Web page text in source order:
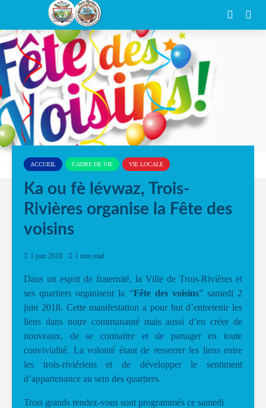
ACCUEIL CADRE DE VIE VIE LOCALE
Ka ou fè lévwaz, Trois-
Rivières organise la Fête des
voisins
1 juin 2018 1 min read
Dans un esprit de fraternité, la Ville de Trois-Rivières et
ses quartiers organisent la “Fête des voisins” samedi 2
juin 2018. Cette manifestation a pour but d’entretenir les
liens dans notre communauté mais aussi d’en créer de
nouveaux, de se connaitre et de partager en toute
convivialité. La volonté étant de resserrer les liens entre
les trois-riviériens et de développer le sentiment
d’appartenance au sein des quartiers.
Trois grands rendez-vous sont programmés ce samedi